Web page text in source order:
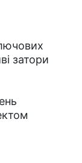
затори